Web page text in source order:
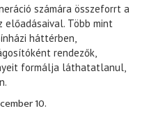
számára összeforrt a
előadásaival. Több mint
háttérben,
rendezők,
formálja láthatatlanul,
10.